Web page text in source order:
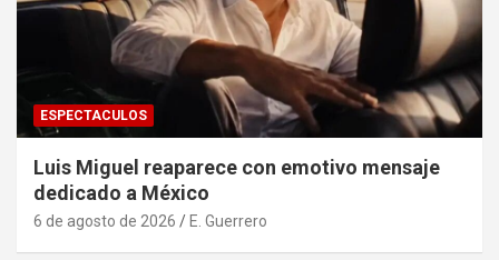
ESPECTACULOS
Luis Miguel reaparece con emotivo mensaje
dedicado a México
6 de agosto de 2026 E. Guerrero